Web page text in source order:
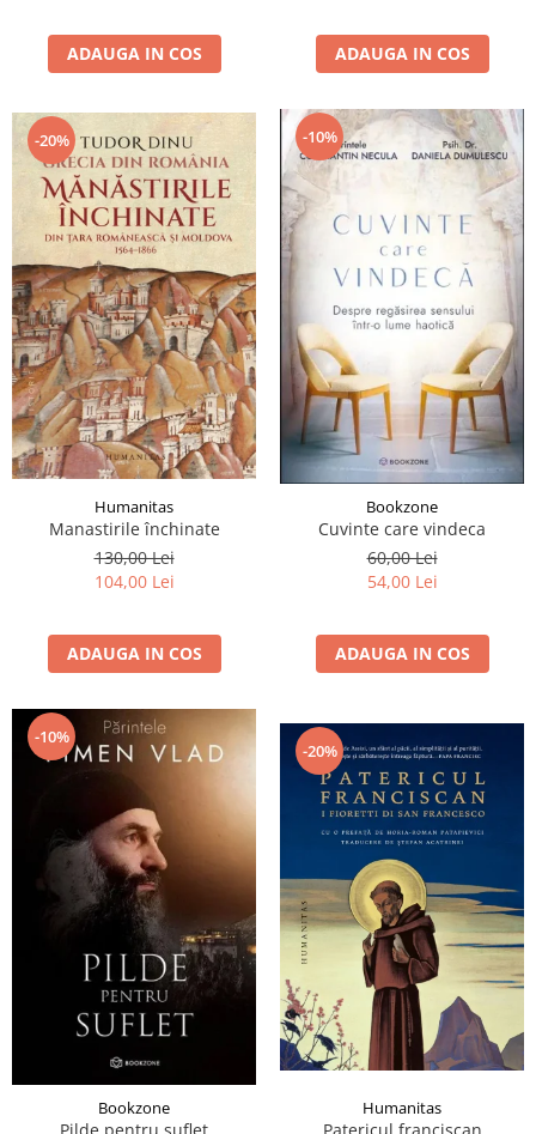
ADAUGA IN COS ADAUGA IN COS
-20%
Humanitas
Manastirile închinate
130,00 Lei
104,00 Lei
ADAUGA IN COS
-10%
Bookzone
Cuvinte care vindeca
60,00 Lei
54,00 Lei
ADAUGA IN COS
-10%
Bookzone
-20%
Humanitas